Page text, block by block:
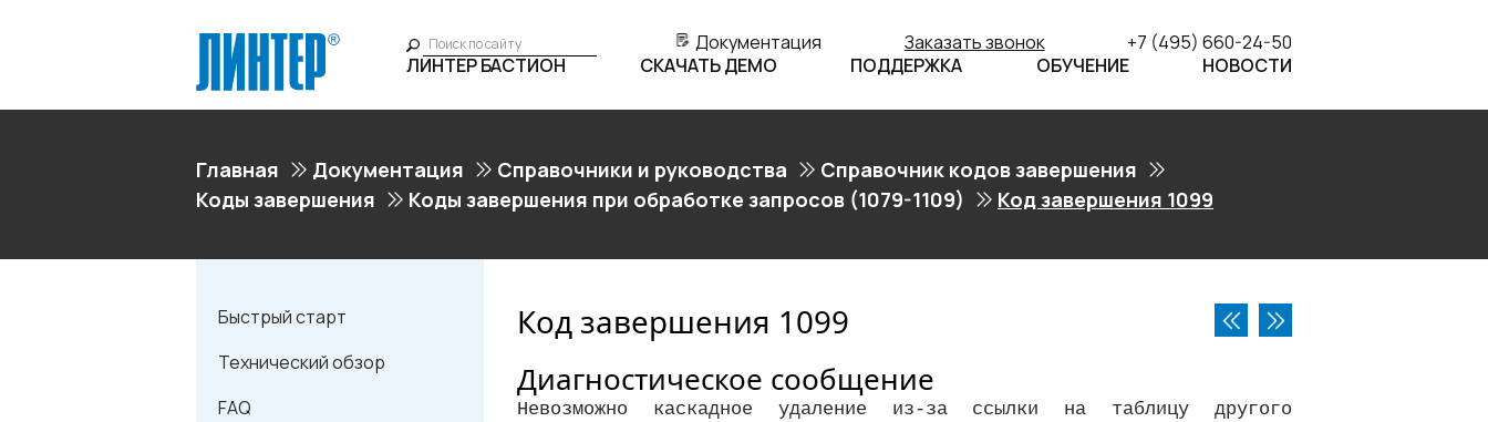
Документация Заказать звонок
+7 (495) 660-24-50
ЛИНТЕР БАСТИОН
СКАЧАТЬ ДЕМО ПОДДЕРЖКА ОБУЧЕНИЕ НОВОСТИ
Главная Документация Справочники и руководства
Справочник кодов завершения
Коды завершения
Коды завершения при обработке запросов (1079-1109) Код завершения 1099
Быстрый старт
Технический обзор
FAQ
Код завершения 1099
Диагностическое сообщение
Невозможно каскадное удаление из-за ссылки на таблицу другого